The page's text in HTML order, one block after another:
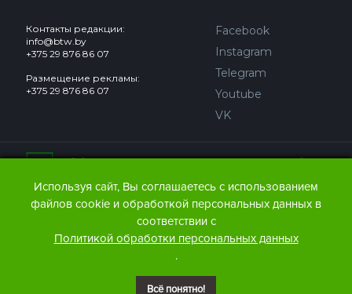
Контакты редакции:
info@btw.by
+375 29 876 86 07
Размещение рекламы:
+375 29 876 86 07
Facebook
Instagram
Telegram
Youtube
VK
Сайт может содержать контент, не предназначенный для
© 2016 – 2026 ООО
материалов The Bytheway ссылка
Используя сайт, Вы соглашаетесь с использованием
файлов cookie и обработкой персональных данных в
соответствии с
Политикой обработки персональных данных
.
Всё понятно!